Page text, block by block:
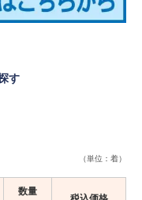
す
（単位：着）
数量